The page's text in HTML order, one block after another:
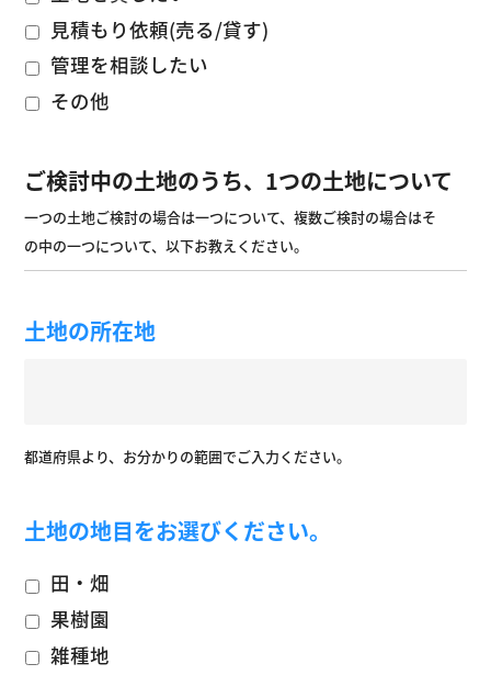
見積もり依頼(売る/貸す)
管理を相談したい
その他
ご検討中の土地のうち、1つの土地について
一つの土地ご検討の場合は一つについて、複数ご検討の場合はそ
の中の一つについて、以下お教えください。
土地の所在地
都道府県より、お分かりの範囲でご入力ください。
土地の地目をお選びください。
田・畑
果樹園
雑種地